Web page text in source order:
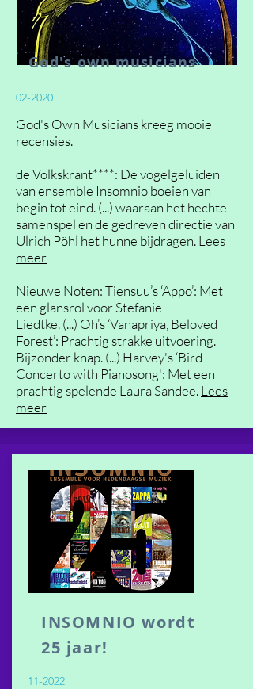
God's ownmusicians
02-2020
God's Own Musicians kreeg mooie
recensies.
de Volkskrant****: De vogelgeluiden
van ensemble Insomnio boeien van
begin tot eind. (...) waaraan het hechte
samenspel en de gedreven directie van
Ulrich Pöhl het hunne bijdragen.Lees
meer
Nieuwe Noten: Tiensuu’s ‘Appo’: Met
een glansrol voor Stefanie
Liedtke. (...) Oh’s ‘Vanapriya, Beloved
Forest’: Prachtig strakke uitvoering.
Bijzonder knap. (...) Harvey's ‘Bird
Concerto with Pianosong': Met een
prachtig spelende Laura Sandee.Lees
meer
INSOMNIO wordt
25 jaar!
11-2022